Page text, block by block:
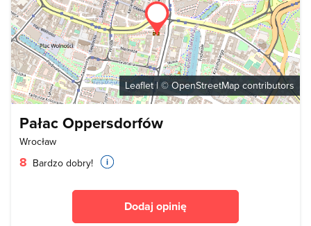
Leaflet | © OpenStreetMap contributors
Pałac Oppersdorfów
Wrocław
8 Bardzo dobry!
Dodaj opinię